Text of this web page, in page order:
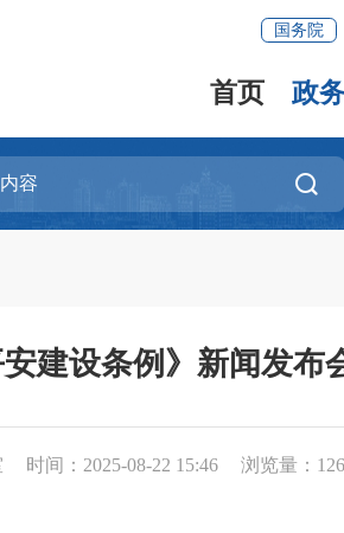
国务院
首页 政
建设条例》新闻发布
时间：2025-08-22 15:46 浏览量： 126